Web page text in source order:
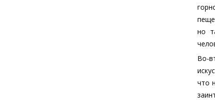
но
Во-
что